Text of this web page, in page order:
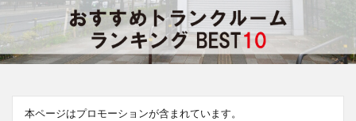
本ページはプロモーションが含まれています。